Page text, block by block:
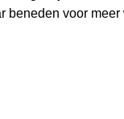
beneden voor